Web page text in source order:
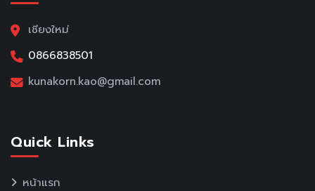
เชียงใหม่
0866838501
kunakorn.kao@gmail.com
Quick Links
หน้าแรก